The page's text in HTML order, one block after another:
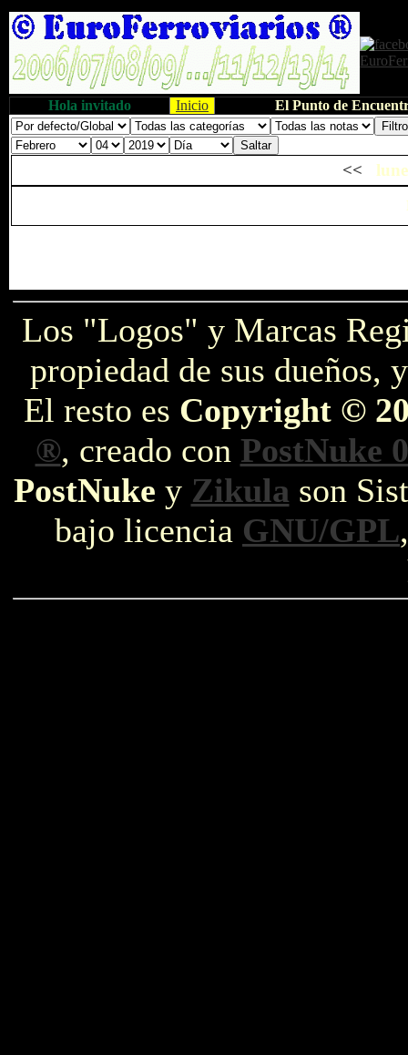
Hola invitado Inicio El Punto de
<<
Los "Logos" y Marcas
propiedad de sus dueños,
El resto es Copyright ©
®, creado con PostNuke
PostNuke y Zikula son
bajo licencia GNU/GPL